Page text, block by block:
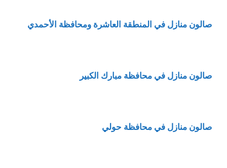
صالون منازل في المنطقة العاشرة ومحافظة الأحمدي
صالون منازل في محافظة مبارك الكبير
صالون منازل في محافظة حولي